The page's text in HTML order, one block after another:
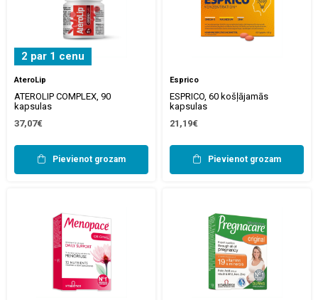
2 par 1 cenu
AteroLip
ATEROLIP COMPLEX, 90
kapsulas
37,07€
Pievienot grozam
Esprico
ESPRICO, 60 košļājamās
kapsulas
21,19€
Pievienot grozam